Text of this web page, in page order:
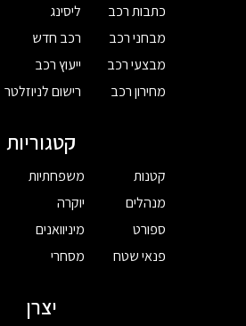
כתבות רכב
מבחני רכב
מבצעי רכב
מחירון רכב
ליסינג
רכב חדש
ייעוץ רכב
רישום לניוזלטר
קטגוריות
קטנות
מנהלים
ספורט
פנאי שטח
משפחתיות
יוקרה
מיניוואנים
מסחרי
יצרן